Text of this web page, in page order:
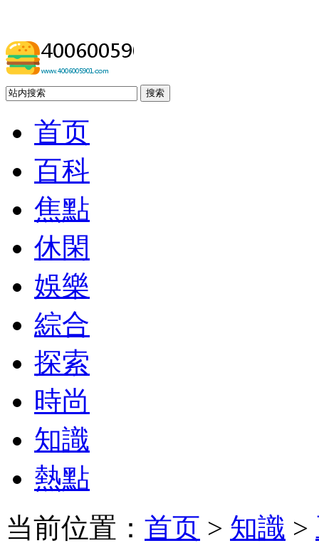
搜索
首页
百科
焦點
休閑
娛樂
綜合
探索
時尚
知識
熱點
当前位置： 首页 > 知識 >